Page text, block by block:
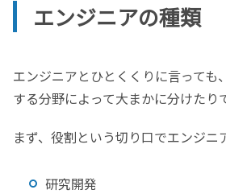
エンジニアの種類
エンジニアとひとくくりに言って
する分野によって大まかに分けたり
まず、役割という切り口でエンジニ
研究開発